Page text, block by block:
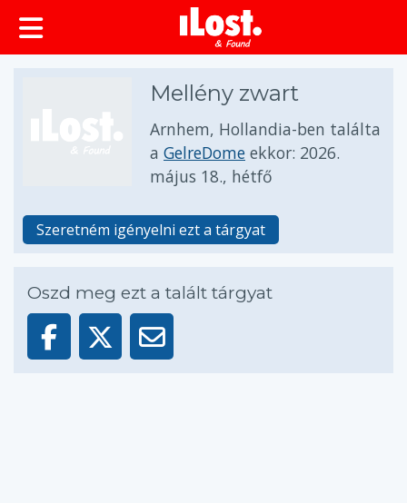
Mellény zwart
Arnhem, Hollandia-ben találta
a GelreDome ekkor: 2026.
május 18., hétfő
Szeretném igényelni ezt a tárgyat
Oszd meg ezt a talált tárgyat